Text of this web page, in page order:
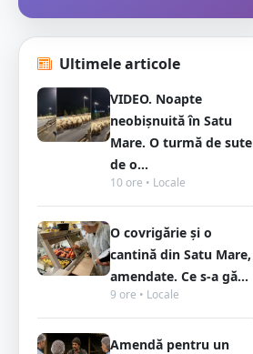
Ultimele articole
VIDEO. Noapte
neobișnuită în Satu
Mare. O turmă de sute
de o...
10 ore • Locale
O covrigărie și o
cantină din Satu Mare,
amendate. Ce s-a gă...
9 ore • Locale
Amendă pentru un